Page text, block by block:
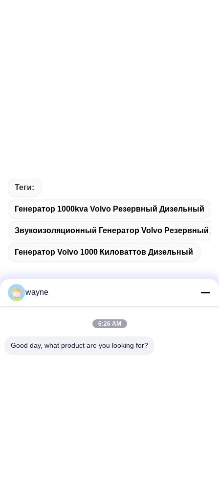
Теги:
Генератор 1000kva Volvo Резервный Дизельный
Звукоизоляционный Генератор Volvo Резервный
Генератор Volvo 1000 Киловаттов Дизельный
Но. 1, дорога Xinglong 2-ая, индустриальная зона
wayne
6:26 AM
Good day, what product are you looking for?